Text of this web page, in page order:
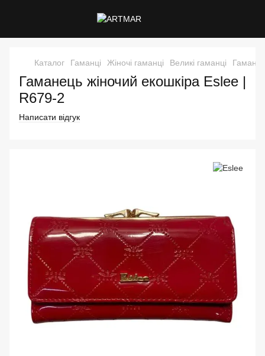
Каталог Гаманці Жіночі гаманці Великі гаманці
Гаманець жіночий екошкіра Eslee |
R679-2
Написати відгук